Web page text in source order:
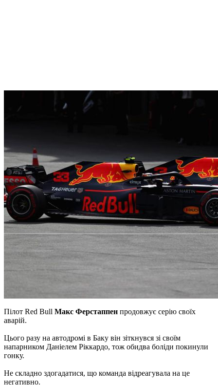
Пілот Red Bull Макс Ферстаппен продовжує серію своїх
аварій.
Цього разу на автодромі в Баку він зіткнувся зі своїм
напарником Даніелем Ріккардо, тож обидва боліди покинули
гонку.
Не складно здогадатися, що команда відреагувала на це
негативно.